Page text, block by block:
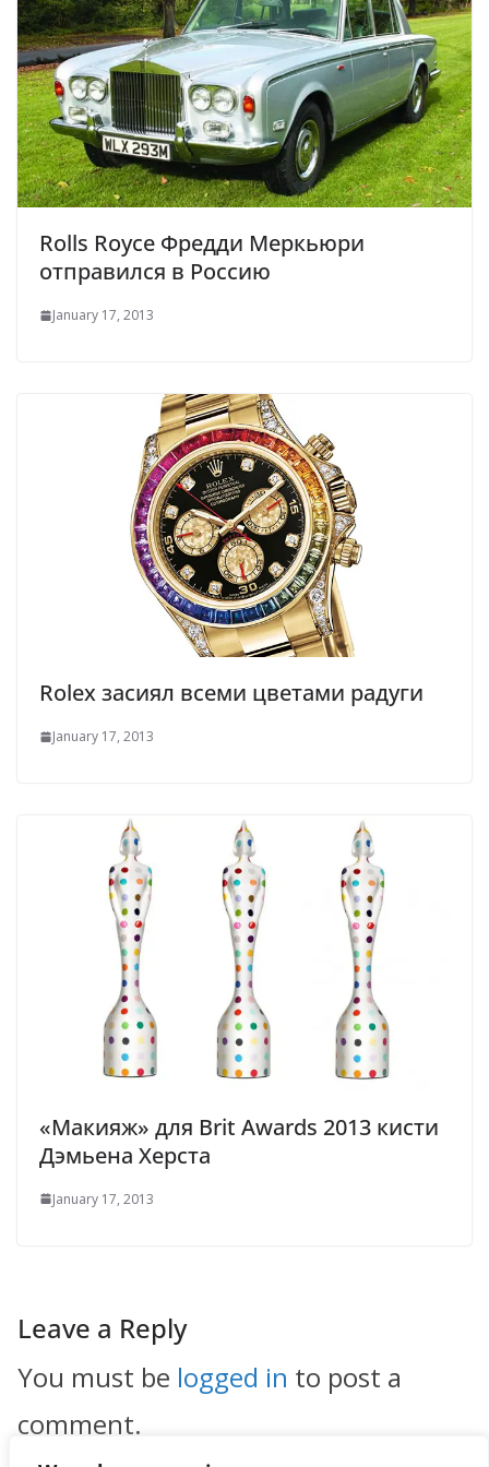
Rolls Royce Фредди Меркьюри
отправился в Россию
January 17, 2013
Rolex засиял всеми цветами радуги
January 17, 2013
«Макияж» для Brit Awards 2013 кисти
Дэмьена Херста
January 17, 2013
Leave a Reply
You must be logged in to post a
comment.